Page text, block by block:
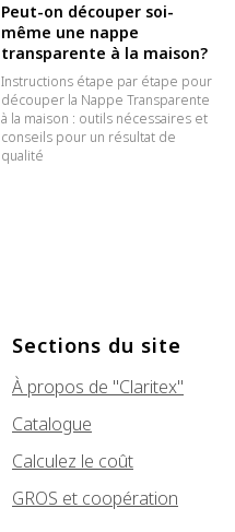
Peut-on découper soi-
même une nappe
transparente à la maison?
Instructions étape par étape pour
découper la Nappe Transparente
à la maison : outils nécessaires et
conseils pour un résultat de
qualité
Sections du site
À propos de "Claritex"
Catalogue
Calculez le coût
GROS et coopération